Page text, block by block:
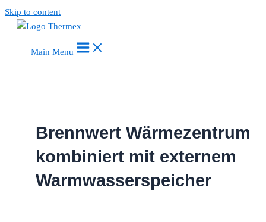
Skip to content
Main Menu
Brennwert Wärmezentrum
kombiniert mit externem
Warmwasserspeicher